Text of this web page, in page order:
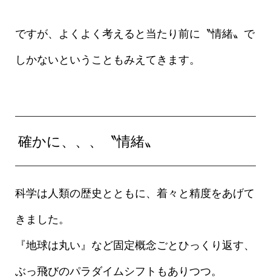
ですが、よくよく考えると当たり前に〝情緒〟で
しかないということもみえてきます。
確かに、、、〝情緒〟
科学は人類の歴史とともに、着々と精度をあげて
きました。
『地球は丸い』など固定概念ごとひっくり返す、
ぶっ飛びのパラダイムシフトもありつつ。